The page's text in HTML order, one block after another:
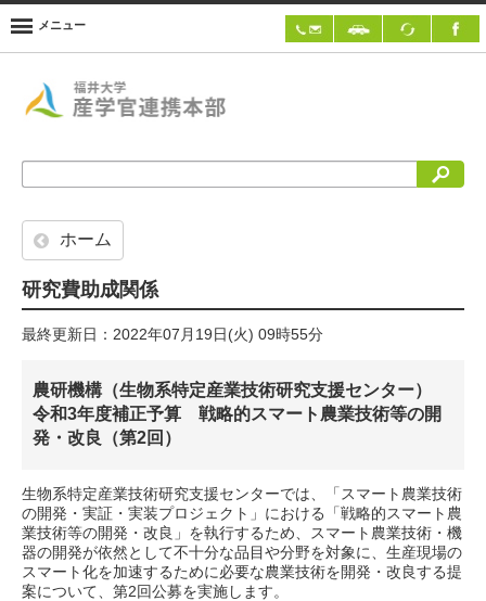
メニュー
検索
ホーム
研究費助成関係
最終更新日：2022年07月19日(火) 09時55分
農研機構（生物系特定産業技術研究支援センター）
令和3年度補正予算 戦略的スマート農業技術等の開
発・改良（第2回）
生物系特定産業技術研究支援センターでは、「スマート農業技術
の開発・実証・実装プロジェクト」における「戦略的スマート農
業技術等の開発・改良」を執行するため、スマート農業技術・機
器の開発が依然として不十分な品目や分野を対象に、生産現場の
スマート化を加速するために必要な農業技術を開発・改良する提
案について、第2回公募を実施します。